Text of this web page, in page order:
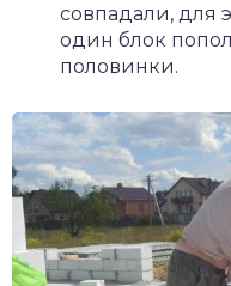
совпадали, для
один блок
половинки.